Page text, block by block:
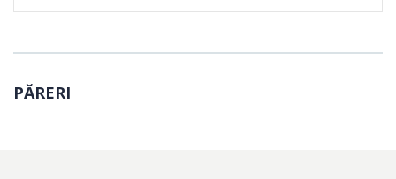
PĂRERI